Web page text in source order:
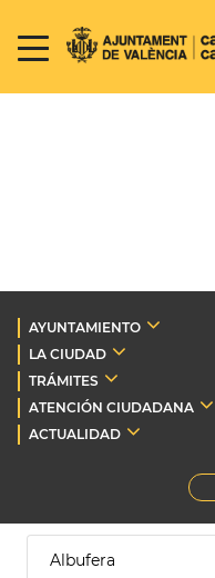
AYUNTAMIENTO
LA CIUDAD
TRÁMITES
ATENCIÓN CIUDADANA
ACTUALIDAD
Albufera